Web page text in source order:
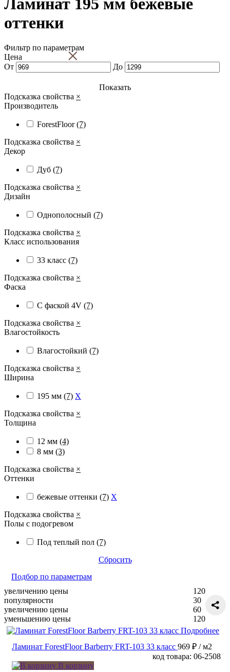
оттенки
Фильтр по параметрам
×
Цена
От
До
Показать
Подсказка свойства ×
Производитель
ForestFloor(7)
Подсказка свойства ×
Декор
Дуб (7)
Подсказка свойства ×
Дизайн
Однополосный (7)
Подсказка свойства ×
Класс использования
33 класс (7)
Подсказка свойства ×
Фаска
С фаской 4V (7)
Подсказка свойства ×
Влагостойкость
Влагостойкий (7)
Подсказка свойства ×
Ширина
195 мм (7) X
Подсказка свойства ×
Толщина
12 мм (4)
8 мм (3)
Подсказка свойства ×
Оттенки
бежевые оттенки (7) X
Подсказка свойства ×
Полы с подогревом
Под теплый пол (7)
Сбросить
Подбор по параметрам
увеличению цены
популярности
увеличению цены
уменьшению цены
120
30
60
120
Подробнее
Ламинат ForestFloor Barberry FRT-103 33 класс 969 ₽ / м2
код товара: 06-2508
В корзину